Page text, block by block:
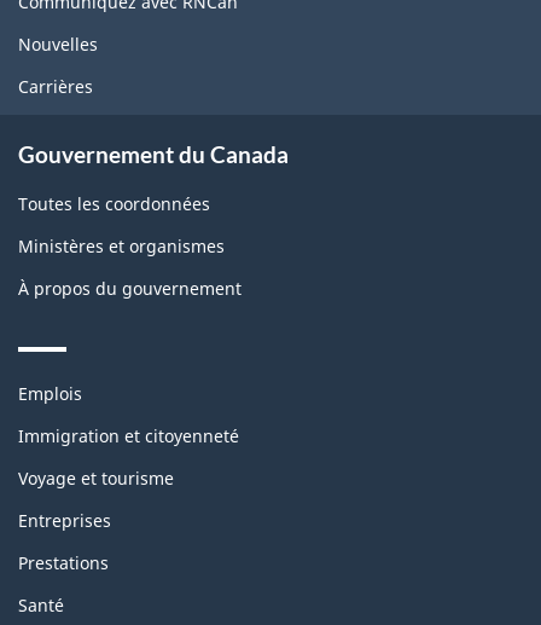
Nouvelles
Carrières
Gouvernement du Canada
Toutes les coordonnées
Ministères et organismes
À propos du gouvernement
Themes
topics
Emplois
Immigration et citoyenneté
Voyage et tourisme
Entreprises
Prestations
Santé